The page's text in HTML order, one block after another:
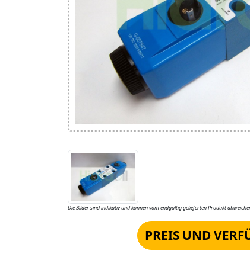
Die Bilder sind indikativ und können vom endgültig gelieferten Produkt
PREIS UND